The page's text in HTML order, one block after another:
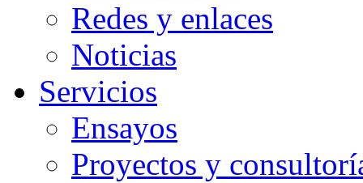
Redes y enlaces
Noticias
Servicios
Ensayos
Proyectos y